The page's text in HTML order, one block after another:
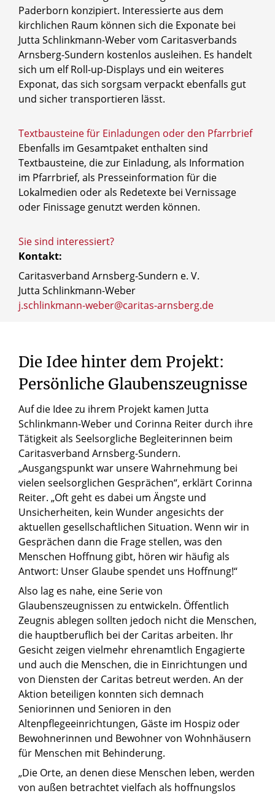
Paderborn konzipiert. Interessierte aus dem
kirchlichen Raum können sich die Exponate bei
Jutta Schlinkmann-Weber vom Caritasverbands
Arnsberg-Sundern kostenlos ausleihen. Es handelt
sich um elf Roll-up-Displays und ein weiteres
Exponat, das sich sorgsam verpackt ebenfalls gut
und sicher transportieren lässt.
Textbausteine für Einladungen oder den Pfarrbrief
Ebenfalls im Gesamtpaket enthalten sind
Textbausteine, die zur Einladung, als Information
im Pfarrbrief, als Presseinformation für die
Lokalmedien oder als Redetexte bei Vernissage
oder Finissage genutzt werden können.
Sie sind interessiert?
Kontakt:
Caritasverband Arnsberg-Sundern e. V.
Jutta Schlinkmann-Weber
j.schlinkmann-weber@caritas-arnsberg.de
Die Idee hinter dem Projekt:
Persönliche Glaubenszeugnisse
Auf die Idee zu ihrem Projekt kamen Jutta
Schlinkmann-Weber und Corinna Reiter durch ihre
Tätigkeit als Seelsorgliche Begleiterinnen beim
Caritasverband Arnsberg-Sundern.
„Ausgangspunkt war unsere Wahrnehmung bei
vielen seelsorglichen Gesprächen“, erklärt Corinna
Reiter. „Oft geht es dabei um Ängste und
Unsicherheiten, kein Wunder angesichts der
aktuellen gesellschaftlichen Situation. Wenn wir in
Gesprächen dann die Frage stellen, was den
Menschen Hoffnung gibt, hören wir häufig als
Antwort: Unser Glaube spendet uns Hoffnung!“
Also lag es nahe, eine Serie von
Glaubenszeugnissen zu entwickeln. Öffentlich
Zeugnis ablegen sollten jedoch nicht die Menschen,
die hauptberuflich bei der Caritas arbeiten. Ihr
Gesicht zeigen vielmehr ehrenamtlich Engagierte
und auch die Menschen, die in Einrichtungen und
von Diensten der Caritas betreut werden. An der
Aktion beteiligen konnten sich demnach
Seniorinnen und Senioren in den
Altenpflegeeinrichtungen, Gäste im Hospiz oder
Bewohnerinnen und Bewohner von Wohnhäusern
für Menschen mit Behinderung.
„Die Orte, an denen diese Menschen leben, werden
von außen betrachtet vielfach als hoffnungslos